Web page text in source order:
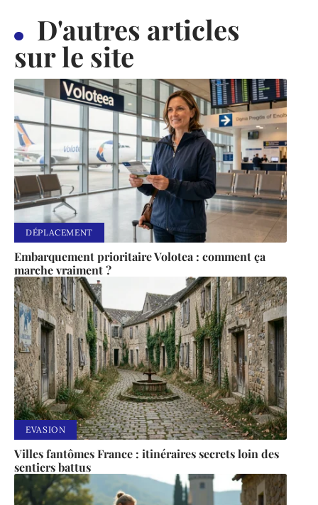
D'autres articles
sur le site
DÉPLACEMENT
Embarquement prioritaire Volotea : comment ça
marche vraiment ?
EVASION
Villes fantômes France : itinéraires secrets loin des
sentiers battus